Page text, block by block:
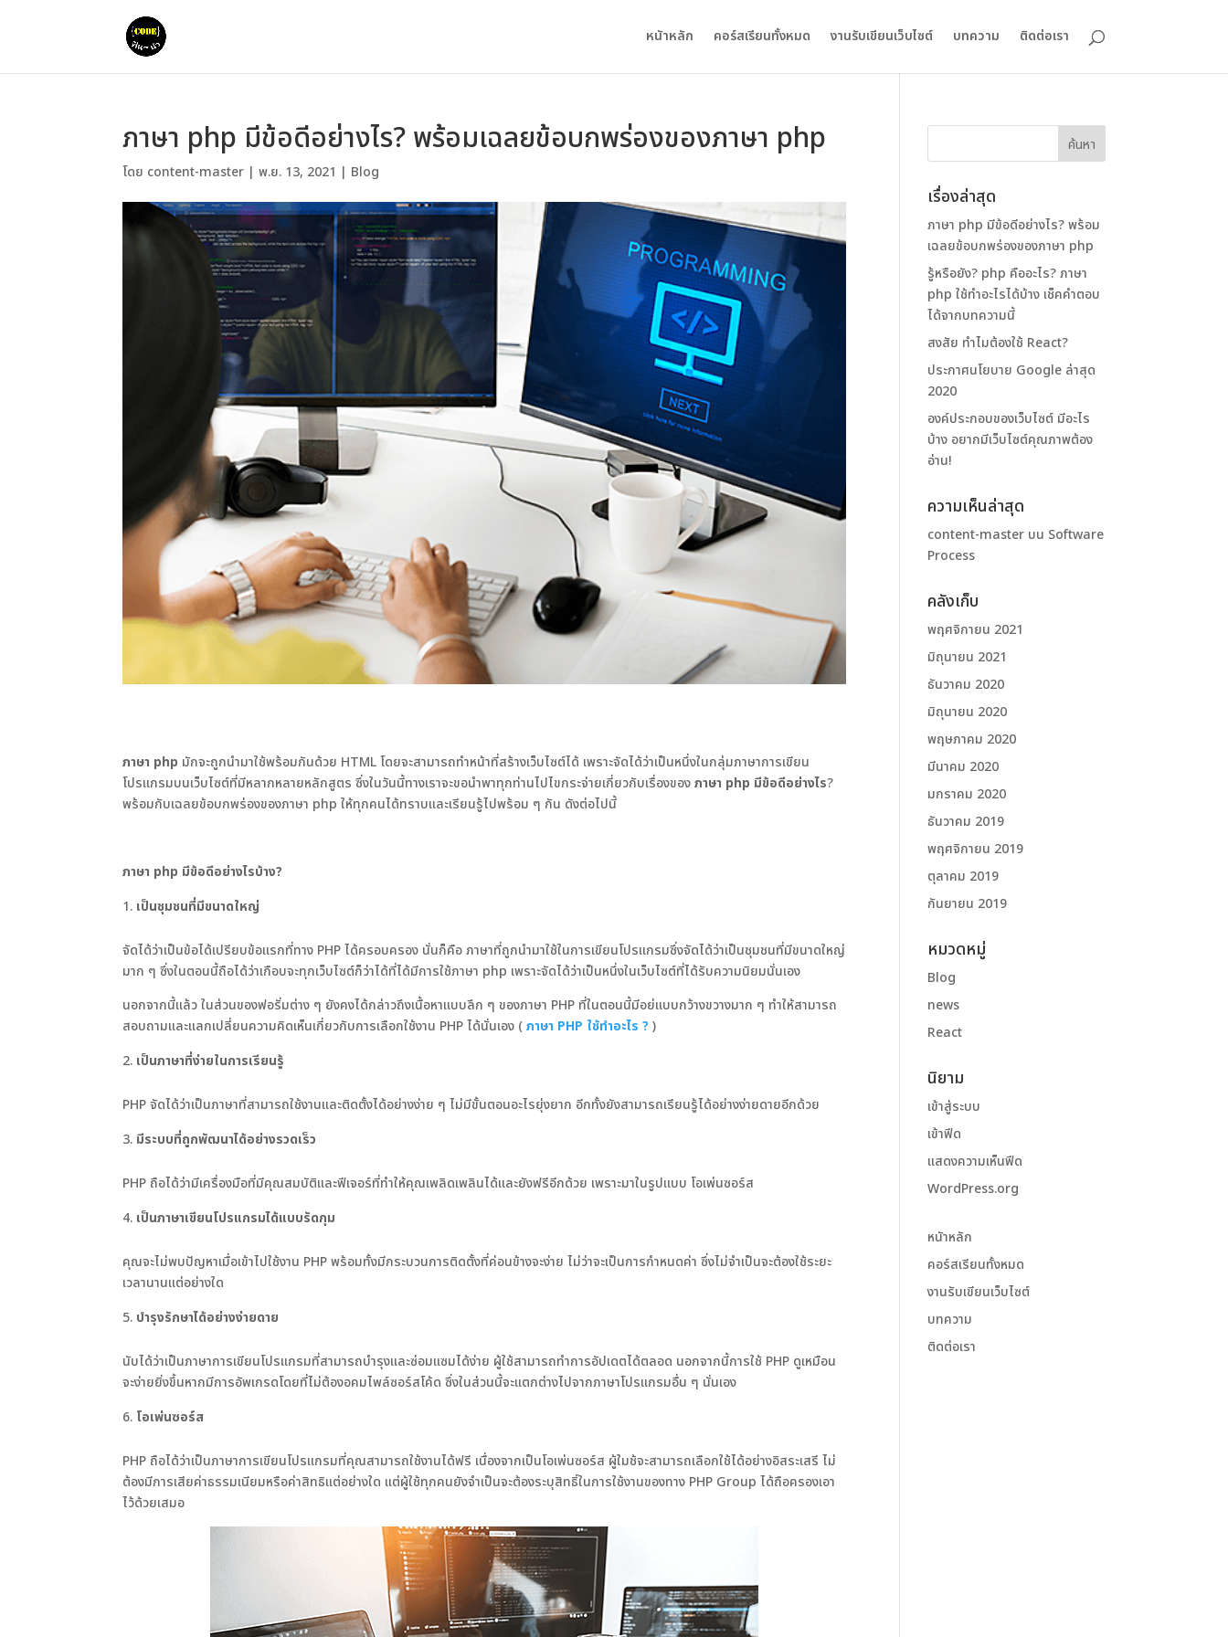
หนัาหลัก คอร์สเรียนทั้งหมด งานรับเขียนเว็บไซต์ บทความ ติดต่อเรา
ภาษา php มีข้อดีอย่างไร? พร้อมเฉลยข้อบกพร่องของภาษา php
โดย content-master |พ.ย. 13, 2021 | Blog
ภาษา php มักจะถูกนำมาใช้พร้อมกันด้วย HTML โดยจะสามารถทำหน้าที่สร้างเว็บไซต์ได้ เพราะจัดได้ว่าเป็นหนึ่งในกลุ่มภาษาการเขียน
โปรแกรมบนเว็บไซต์ที่มีหลากหลายหลักสูตร ซึ่งในวันนี้ทางเราจะขอนำพาทุกท่านไปไขกระจ่ายเกี่ยวกับเรื่องของภาษา php มีข้อดีอย่างไร?
พร้อมกับเฉลยข้อบกพร่องของภาษา php ให้ทุกคนได้ทราบและเรียนรู้ไปพร้อม ๆ กัน ดังต่อไปนี้
ภาษา php มีข้อดีอย่างไรบ้าง?
เป็นชุมชนที่มีขนาดใหญ่
จัดได้ว่าเป็นข้อได้เปรียบข้อแรกที่ทาง PHP ได้ครอบครอง นั่นก็คือ ภาษาที่ถูกนำมาใช้ในการเขียนโปรแกรมซึ่งจัดได้ว่าเป็นชุมชนที่มีขนาดใหญ่
มาก ๆ ซึ่งในตอนนี้ถือได้ว่าเกือบจะทุกเว็บไซต์ก็ว่าได้ที่ได้มีการใช้ภาษา php เพราะจัดได้ว่าเป็นหนึ่งในเว็บไซต์ที่ได้รับความนิยมนั่นเอง
นอกจากนี้แล้ว ในส่วนของฟอรั่มต่าง ๆ ยังคงได้กล่าวถึงเนื้อหาแบบลึก ๆ ของภาษา PHP ที่ในตอนนี้มีอย่แบบกว้างขวางมาก ๆ ทำให้สามารถ
สอบถามและแลกเปลี่ยนความคิดเห็นเกี่ยวกับการเลือกใช้งาน PHP ได้นั่นเอง (ภาษา PHP ใช้ทำอะไร ? )
เป็นภาษาที่ง่ายในการเรียนรู้
PHP จัดได้ว่าเป็นภาษาที่สามารถใช้งานและติดตั้งได้อย่างง่าย ๆ ไม่มีขั้นตอนอะไรยุ่งยาก อีกทั้งยังสามารถเรียนรู้ได้อย่างง่ายดายอีกด้วย
มีระบบที่ถูกพัฒนาได้อย่างรวดเร็ว
PHP ถือได้ว่ามีเครื่องมือที่มีคุณสมบัติและฟีเจอร์ที่ทำให้คุณเพลิดเพลินได้และยังฟรีอีกด้วย เพราะมาในรูปแบบ โอเพ่นซอร์ส
เป็นภาษาเขียนโปรแกรมได้แบบรัดกุม
คุณจะไม่พบปัญหาเมื่อเข้าไปใช้งาน PHP พร้อมทั้งมีกระบวนการติดตั้งที่ค่อนข้างจะง่าย ไม่ว่าจะเป็นการกำหนดค่า ซึ่งไม่จำเป็นจะต้องใช้ระยะ
เวลานานแต่อย่างใด
บำรุงรักษาได้อย่างง่ายดาย
นับได้ว่าเป็นภาษาการเขียนโปรแกรมที่สามารถบำรุงและซ่อมแซมได้ง่าย ผู้ใช้สามารถทำการอัปเดตได้ตลอด นอกจากนี้การใช้ PHP ดูเหมือน
จะง่ายยิ่งขึ้นหากมีการอัพเกรดโดยที่ไม่ต้องอคมไพล์ซอร์สโค้ด ซึ่งในส่วนนี้จะแตกต่างไปจากภาษาโปรแกรมอื่น ๆ นั่นเอง
โอเพ่นซอร์ส
PHP ถือได้ว่าเป็นภาษาการเขียนโปรแกรมที่คุณสามารถใช้งานได้ฟรี เนื่องจากเป็นโอเพ่นซอร์ส ผู้ใมช้จะสามารถเลือกใช้ได้อย่างอิสระเสรี ไม่
ต้องมีการเสียค่าธรรมเนียมหรือค่าสิทธิแต่อย่างใด แต่ผู้ใช้ทุกคนยังจำเป็นจะต้องระบุสิทธิ์ในการใช้งานของทาง PHP Group ได้ถือครองเอา
ไว้ด้วยเสมอ
เรื่องล่าสุด
ภาษา php มีข้อดีอย่างไร? พร้อม
เฉลยข้อบกพร่องของภาษา php
รู้หรือยัง? php คืออะไร? ภาษา
php ใช้ทําอะไรได้บ้าง เช็คคำตอบ
ได้จากบทความนี้
สงสัย ทำไมต้องใช้ React?
ประกาศนโยบาย Google ล่าสุด
2020
องค์ประกอบของเว็บไซต์ มีอะไร
บ้าง อยากมีเว็บไซต์คุณภาพต้อง
อ่าน!
ความเห็นล่าสุด
content-master บน Software
Process
คลังเก็บ
พฤศจิกายน 2021
มิถุนายน 2021
ธันวาคม 2020
มิถุนายน 2020
พฤษภาคม 2020
มีนาคม 2020
มกราคม 2020
ธันวาคม 2019
พฤศจิกายน 2019
ตุลาคม 2019
กันยายน 2019
หมวดหมู่
Blog
news
React
นิยาม
เข้าสู่ระบบ
เข้าฟีด
แสดงความเห็นฟีด
WordPress.org
หนัาหลัก
คอร์สเรียนทั้งหมด
งานรับเขียนเว็บไซต์
บทความ
ติดต่อเรา